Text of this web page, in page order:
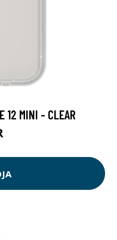
12 MINI - CLEAR